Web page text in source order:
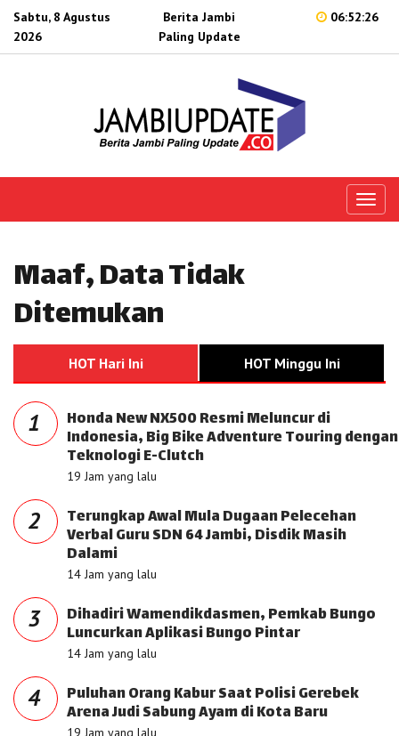
Sabtu, 8 Agustus
2026
Berita Jambi
Paling Update
06:52:26
Maaf, Data Tidak
Ditemukan
HOT Hari Ini HOT Minggu Ini
1 Honda New NX500 Resmi Meluncur di
Indonesia, Big Bike Adventure Touring dengan
Teknologi E-Clutch
19 Jam yang lalu
2 Terungkap Awal Mula Dugaan Pelecehan
Verbal Guru SDN 64 Jambi, Disdik Masih
Dalami
14 Jam yang lalu
3 Dihadiri Wamendikdasmen, Pemkab Bungo
Luncurkan Aplikasi Bungo Pintar
14 Jam yang lalu
4 Puluhan Orang Kabur Saat Polisi Gerebek
Arena Judi Sabung Ayam di Kota Baru
19 Jam yang lalu